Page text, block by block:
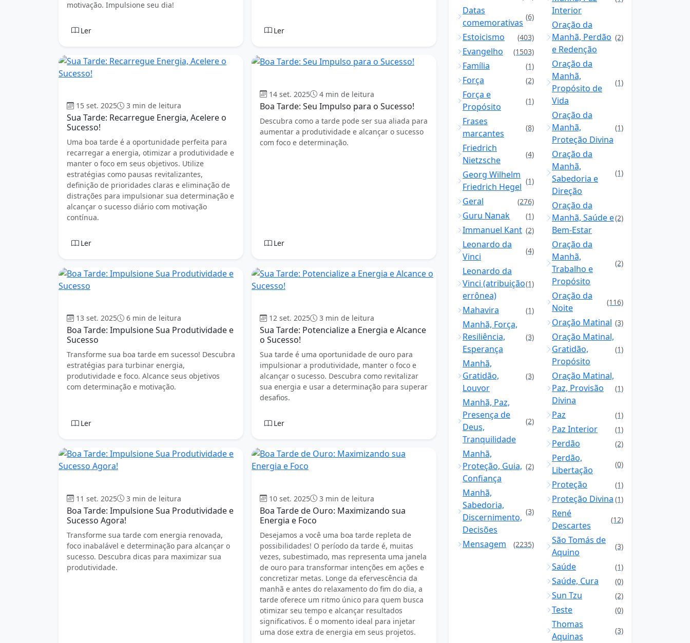
motivação. Impulsione seu dia!
Ler Ler
15 set. 2025 3 min de leitura
Sua Tarde: Recarregue Energia, Acelere o
Sucesso!
Uma boa tarde é a oportunidade perfeita para
recarregar a energia, otimizar a produtividade e
manter o foco em seus objetivos. Utilize
estratégias como pausas revitalizantes,
definição de prioridades claras e eliminação de
distrações para impulsionar sua determinação e
alcançar o sucesso diário com motivação
contínua.
Ler
14 set. 2025 4 min de leitura
Boa Tarde: Seu Impulso para o Sucesso!
Descubra como a tarde pode ser sua aliada para
aumentar a produtividade e alcançar o sucesso
com foco e determinação.
Ler
13 set. 2025 6 min de leitura
Boa Tarde: Impulsione Sua Produtividade e
Sucesso
Transforme sua boa tarde em sucesso! Descubra
estratégias para turbinar energia,
produtividade e foco. Alcance seus objetivos
com determinação e motivação.
Ler
12 set. 2025 3 min de leitura
Sua Tarde: Potencialize a Energia e Alcance
o Sucesso!
Sua tarde é uma oportunidade de ouro para
impulsionar a produtividade, manter o foco e
alcançar o sucesso. Descubra como revitalizar
sua energia e usar a determinação para superar
desafios.
Ler
11 set. 2025 3 min de leitura
Boa Tarde: Impulsione Sua Produtividade e
Sucesso Agora!
Transforme sua tarde com energia renovada,
foco inabalável e determinação para alcançar o
sucesso. Descubra dicas para maximizar sua
produtividade.
10 set. 2025 3 min de leitura
Boa Tarde de Ouro: Maximizando sua
Energia e Foco
Desejamos a você uma boa tarde repleta de
possibilidades! O período da tarde é, muitas
vezes, subestimado, mas representa uma janela
de ouro para transformar intenções em ações e
concretizar metas. Longe da efervescência da
manhã e antes do relaxamento do fim do dia, a
tarde oferece um ritmo único para quem busca
otimizar seu tempo e alcançar resultados
significativos. É o momento ideal para injetar
uma dose extra de energia em seus projetos.
Datas
comemorativas
(6)
Estoicismo (403)
Evangelho (1503)
Família (1)
Força (2)
Força e
Propósito
(1)
Frases
marcantes
(8)
Friedrich
Nietzsche
(4)
Georg Wilhelm
Friedrich Hegel
(1)
Geral (276)
Guru Nanak (1)
Immanuel Kant (2)
Leonardo da
Vinci
(4)
Leonardo da
Vinci (atribuição
errônea)
(1)
Mahavira (1)
Manhã, Força,
Resiliência,
Esperança
(3)
Manhã,
Gratidão,
Louvor
(3)
Manhã, Paz,
Presença de
Deus,
Tranquilidade
(2)
Manhã,
Proteção, Guia,
Confiança
(2)
Manhã,
Sabedoria,
Discernimento,
Decisões
(3)
Mensagem (2235)
Interior
Oração da
Manhã, Perdão
e Redenção
(2)
Oração da
Manhã,
Propósito de
Vida
(1)
Oração da
Manhã,
Proteção Divina
(1)
Oração da
Manhã,
Sabedoria e
Direção
(1)
Oração da
Manhã, Saúde e
Bem-Estar
(2)
Oração da
Manhã,
Trabalho e
Propósito
(2)
Oração da
Noite
(116)
Oração Matinal (3)
Oração Matinal,
Gratidão,
Propósito
(1)
Oração Matinal,
Paz, Provisão
Divina
(1)
Paz (1)
Paz Interior (1)
Perdão (2)
Perdão,
Libertação
(0)
Proteção (1)
Proteção Divina (1)
René
Descartes
(12)
São Tomás de
Aquino
(3)
Saúde (1)
Saúde, Cura (0)
Sun Tzu (2)
Teste (0)
Thomas
Aquinas
(3)